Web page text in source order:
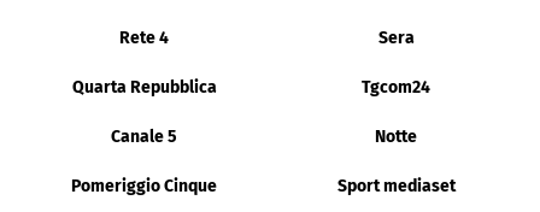
Rete 4 Sera
Quarta Repubblica Tgcom24
Canale 5 Notte
Pomeriggio Cinque Sport mediaset